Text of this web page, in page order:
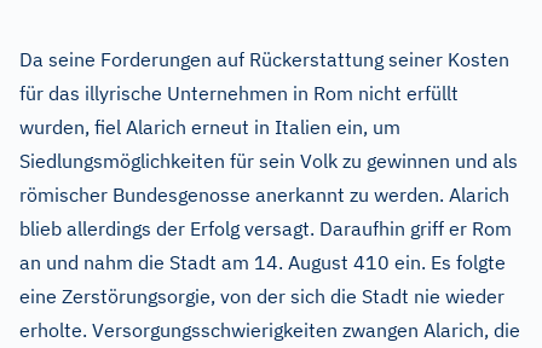
Da seine Forderungen auf Rückerstattung seiner Kosten
für das illyrische Unternehmen in Rom nicht erfüllt
wurden, fiel Alarich erneut in Italien ein, um
Siedlungsmöglichkeiten für sein Volk zu gewinnen und als
römischer Bundesgenosse anerkannt zu werden. Alarich
blieb allerdings der Erfolg versagt. Daraufhin griff er Rom
an und nahm die Stadt am 14. August 410 ein. Es folgte
eine Zerstörungsorgie, von der sich die Stadt nie wieder
erholte. Versorgungsschwierigkeiten zwangen Alarich, die